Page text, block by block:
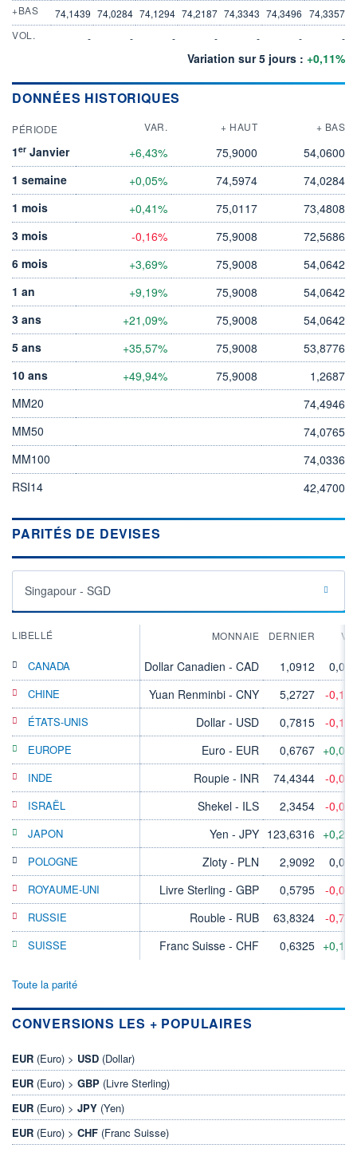
+BAS
74,1439 74,0284 74,1294 74,2187 74,3343 74,3496 74,3357
VOL.
- - - - - - -
Variation sur 5 jours : +0,11%
DONNÉES HISTORIQUES
PÉRIODE VAR. + HAUT + BAS
1er Janvier +6,43% 75,9000
54,0600
1 semaine
+0,05% 74,5974
74,0284
1 mois
+0,41% 75,0117
73,4808
3 mois
-0,16% 75,9008
72,5686
6 mois
+3,69% 75,9008
54,0642
1 an
+9,19% 75,9008
54,0642
3 ans
+21,09% 75,9008
54,0642
5 ans
+35,57% 75,9008
53,8776
10 ans
+49,94% 75,9008
1,2687
MM20
74,4946
MM50
74,0765
MM100
74,0336
RSI14
42,4700
PARITÉS DE DEVISES
Singapour - SGD
LIBELLÉ MONNAIE DERNIER
CANADA Dollar Canadien - CAD 1,0912
CHINE Yuan Renminbi - CNY 5,2727 -
ÉTATS-UNIS Dollar - USD 0,7815 -
EUROPE Euro - EUR 0,6767
INDE Roupie - INR 74,4344 -
ISRAËL Shekel - ILS 2,3454 -
JAPON Yen - JPY 123,6316
POLOGNE Zloty - PLN 2,9092
ROYAUME-UNI Livre Sterling - GBP 0,5795 -
RUSSIE Rouble - RUB 63,8324 -
SUISSE Franc Suisse - CHF 0,6325
Toute la parité
CONVERSIONS LES + POPULAIRES
EUR (Euro) > USD (Dollar)
EUR (Euro) > GBP (Livre Sterling)
EUR (Euro) > JPY (Yen)
EUR (Euro) > CHF (Franc Suisse)